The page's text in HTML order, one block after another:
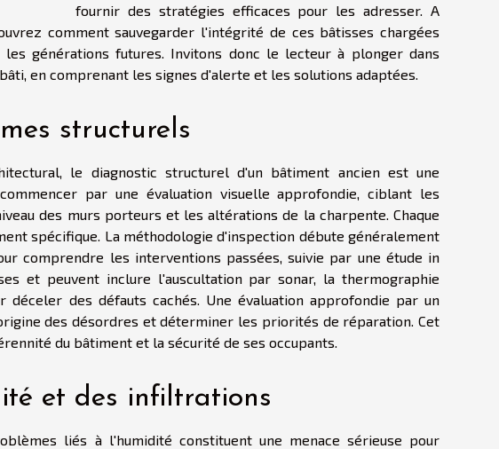
fournir des stratégies efficaces pour les adresser. A
comment sauvegarder l'intégrité de ces bâtisses chargées
générations futures. Invitons donc le lecteur à plonger dans
en comprenant les signes d'alerte et les solutions adaptées.
structurels
le diagnostic structurel d'un bâtiment ancien est une
par une évaluation visuelle approfondie, ciblant les
des murs porteurs et les altérations de la charpente. Chaque
spécifique. La méthodologie d'inspection débute généralement
comprendre les interventions passées, suivie par une étude in
et peuvent inclure l'auscultation par sonar, la thermographie
déceler des défauts cachés. Une évaluation approfondie par un
des désordres et déterminer les priorités de réparation. Cet
du bâtiment et la sécurité de ses occupants.
et des infiltrations
liés à l'humidité constituent une menace sérieuse pour